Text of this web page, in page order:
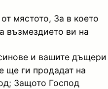
мястото, За в което
възмездието ви на
и вашите дъщери
ще ги продадат на
Защото Господ